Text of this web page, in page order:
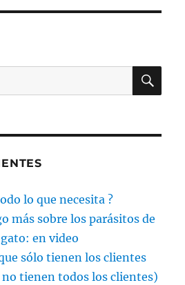
lo que necesita ?
más sobre los parásitos de
en video
sólo tienen los clientes
no tienen todos los clientes)